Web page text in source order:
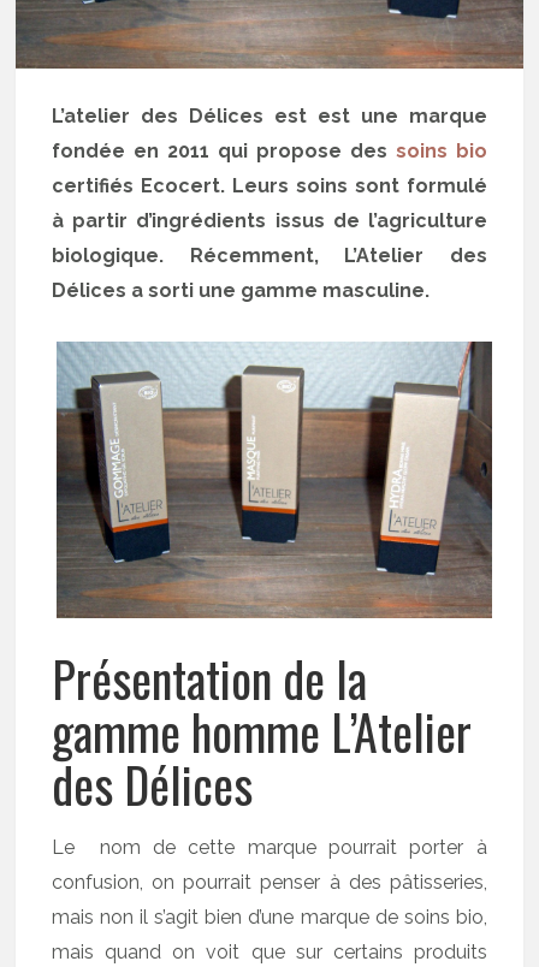
L’atelier des Délices est est une marque
fondée en 2011 qui propose des soins bio
certifiés Ecocert. Leurs soins sont formulé
à partir d’ingrédients issus de l’agriculture
biologique. Récemment, L’Atelier des
Délices a sorti une gamme masculine.
Présentation de la
gamme homme L’Atelier
des Délices
Le nom de cette marque pourrait porter à
confusion, on pourrait penser à des pâtisseries,
mais non il s’agit bien d’une marque de soins bio,
mais quand on voit que sur certains produits